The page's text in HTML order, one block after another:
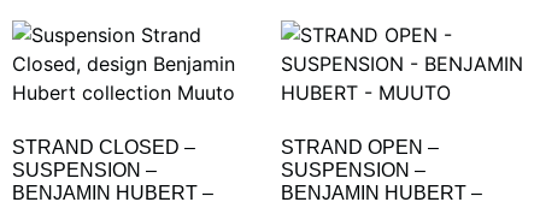
STRAND CLOSED –
SUSPENSION –
BENJAMIN HUBERT –
STRAND OPEN –
SUSPENSION –
BENJAMIN HUBERT –